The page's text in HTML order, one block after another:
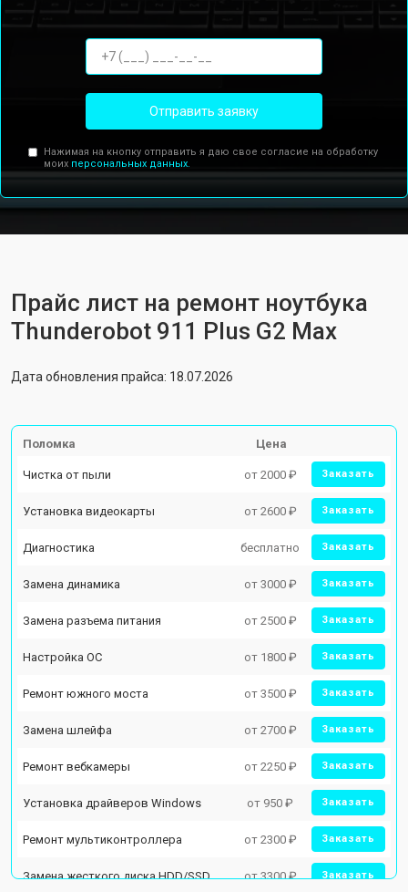
Отправить заявку
Нажимая на кнопку отправить я даю свое согласие на обработку
моих персональных данных.
Прайс лист на ремонт ноутбука
Thunderobot 911 Plus G2 Max
Дата обновления прайса: 18.07.2026
Поломка Цена
Чистка от пыли от 2000 ₽ Заказать
Установка видеокарты от 2600 ₽ Заказать
Диагностика бесплатно Заказать
Замена динамика от 3000 ₽ Заказать
Замена разъема питания от 2500 ₽ Заказать
Настройка ОС от 1800 ₽ Заказать
Ремонт южного моста от 3500 ₽ Заказать
Замена шлейфа от 2700 ₽ Заказать
Ремонт вебкамеры от 2250 ₽ Заказать
Установка драйверов Windows от 950 ₽ Заказать
Ремонт мультиконтроллера от 2300 ₽ Заказать
Замена жесткого диска HDD/SSD от 3300 ₽ Заказать